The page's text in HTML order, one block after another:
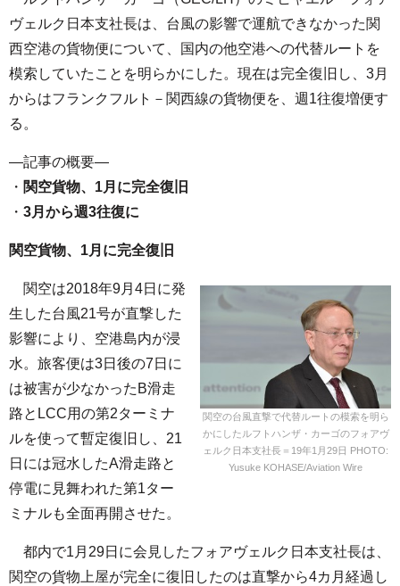
ヴェルク日本支社長は、台風の影響で運航できなかった関
西空港の貨物便について、国内の他空港への代替ルートを
模索していたことを明らかにした。現在は完全復旧し、3月
からはフランクフルト－関西線の貨物便を、週1往復増便す
る。
—記事の概要—
・ 関空貨物、1月に完全復旧
・ 3月から週3往復に
関空貨物、1月に完全復旧
関空の台風直撃で代替ルートの模索を明ら
かにしたルフトハンザ・カーゴのフォアヴ
ェルク日本支社長＝19年1月29日 PHOTO:
Yusuke KOHASE/Aviation Wire
関空は2018年9月4日に発
生した台風21号が直撃した
影響により、空港島内が浸
水。旅客便は3日後の7日に
は被害が少なかったB滑走
路とLCC用の第2ターミナ
ルを使って暫定復旧し、21
日には冠水したA滑走路と
停電に見舞われた第1ター
ミナルも全面再開させた。
都内で1月29日に会見したフォアヴェルク日本支社長は、
関空の貨物上屋が完全に復旧したのは直撃から4カ月経過し